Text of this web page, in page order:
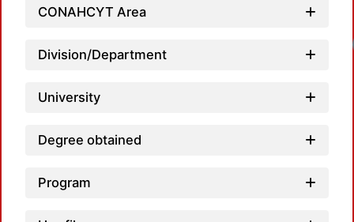
CONAHCYT Area
Division/Department
University
Degree obtained
Program